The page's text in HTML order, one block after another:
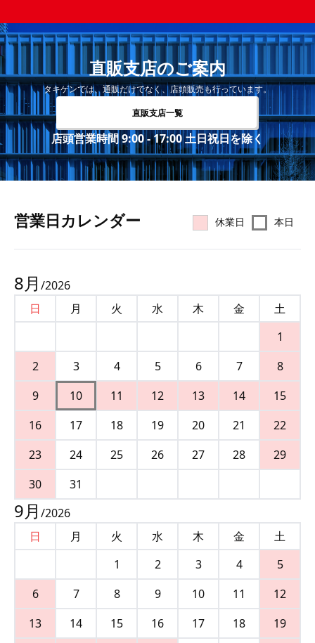
直販支店のご案内
タキゲンでは、通販だけでなく、店頭販売も行っています。
直販支店一覧
店頭営業時間 9:00 - 17:00 土日祝日を除く
営業⽇カレンダー 休業日 本日
8月 /2026
日
月 火 水 木 金
土
1
2
3 4 5 6 7
8
9
10 11 12 13 14
15
16
17 18 19 20 21
22
23
24 25 26 27 28
29
30
31
9月 /2026
日
月 火 水 木 金
土
1
2 3 4
5
6
7 8 9 10 11
12
13
14 15 16 17 18
19